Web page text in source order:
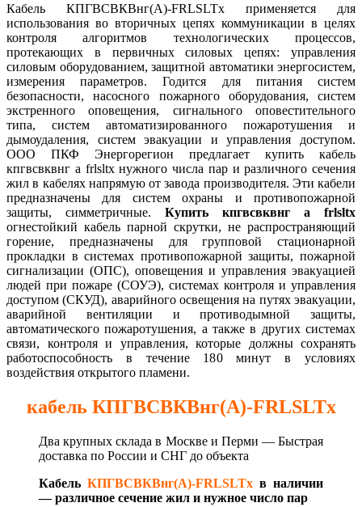
Кабель КПГВСВКВнг(А)-FRLSLTx применяется для
использования во вторичных цепях коммуникации в целях
контроля алгоритмов технологических процессов,
протекающих в первичных силовых цепях: управления
силовым оборудованием, защитной автоматики энергосистем,
измерения параметров. Годится для питания систем
безопасности, насосного пожарного оборудования, систем
экстренного оповещения, сигнального оповестительного
типа, систем автоматизированного пожаротушения и
дымоудаления, систем эвакуации и управления доступом.
ООО ПКФ Энергорегион предлагает купить кабель
кпгвсвквнг а frlsltx нужного числа пар и различного сечения
жил в кабелях напрямую от завода производителя. Эти кабели
предназначены для систем охраны и противопожарной
защиты, симметричные. Купить кпгвсвквнг а frlsltx
огнестойкий кабель парной скрутки, не распространяющий
горение, предназначены для групповой стационарной
прокладки в системах противопожарной защиты, пожарной
сигнализации (ОПС), оповещения и управления эвакуацией
людей при пожаре (СОУЭ), системах контроля и управления
доступом (СКУД), аварийного освещения на путях эвакуации,
аварийной вентиляции и противодымной защиты,
автоматического пожаротушения, а также в других системах
связи, контроля и управления, которые должны сохранять
работоспособность в течение 180 минут в условиях
воздействия открытого пламени.
кабель КПГВСВКВнг(А)-FRLSLTx
Два крупных склада в Москве и Перми — Быстрая
доставка по России и СНГ до объекта
Кабель КПГВСВКВнг(А)-FRLSLTx в наличии
— различное сечение жил и нужное число пар